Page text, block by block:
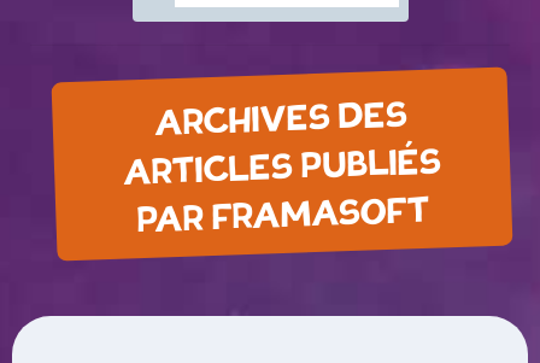
:
ARCHIVES DES
ARTICLES PUBLIÉS
PAR FRAMASOFT